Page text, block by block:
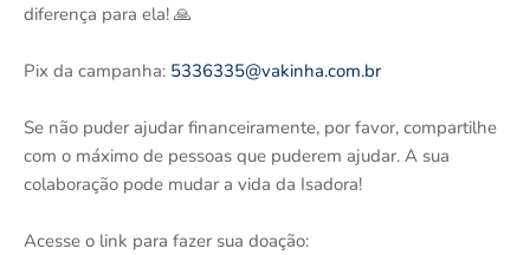
diferença para ela! 🙏
Pix da campanha: 5336335@vakinha.com.br
Se não puder ajudar financeiramente, por favor, compartilhe
com o máximo de pessoas que puderem ajudar. A sua
colaboração pode mudar a vida da Isadora!
Acesse o link para fazer sua doação: